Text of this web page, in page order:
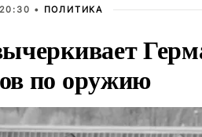
• ПОЛИТИКА
по оружию